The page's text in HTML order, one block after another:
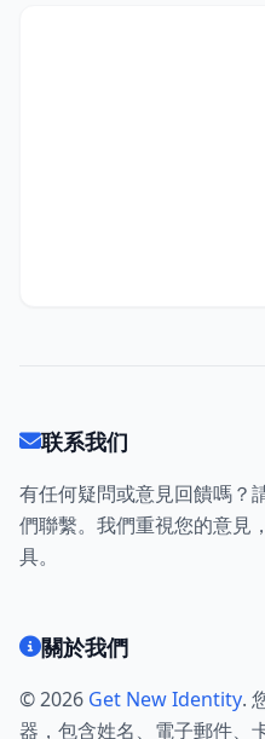
联系我们
有任何疑問或意見回饋嗎？
們聯繫。我們重視您的意見
具。
關於我們
© 2026 Get New Identity.
器，包含姓名、電子郵件、